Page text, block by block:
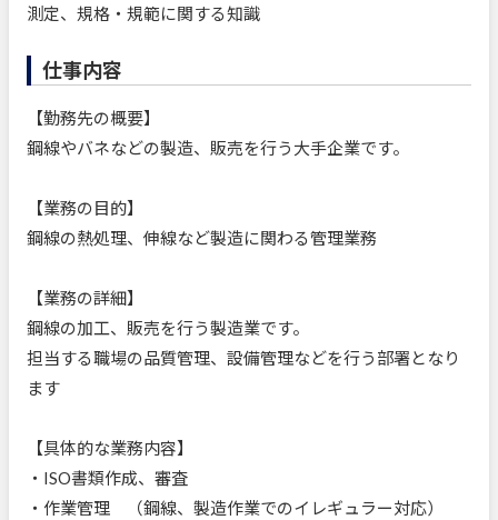
測定、規格・規範に関する知識
仕事内容
【勤務先の概要】
鋼線やバネなどの製造、販売を行う大手企業です。
【業務の目的】
鋼線の熱処理、伸線など製造に関わる管理業務
【業務の詳細】
鋼線の加工、販売を行う製造業です。
担当する職場の品質管理、設備管理などを行う部署となり
ます
【具体的な業務内容】
・ISO書類作成、審査
・作業管理 （鋼線、製造作業でのイレギュラー対応）